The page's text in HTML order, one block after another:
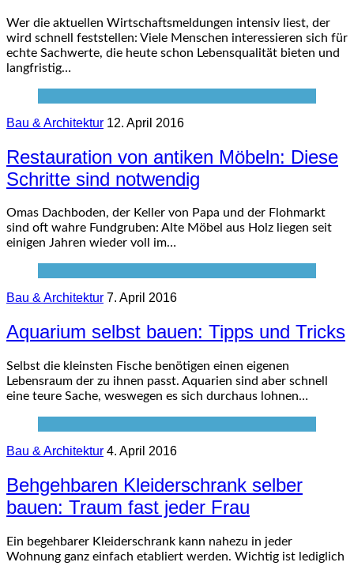
Wer die aktuellen Wirtschaftsmeldungen intensiv liest, der
wird schnell feststellen: Viele Menschen interessieren sich für
echte Sachwerte, die heute schon Lebensqualität bieten und
langfristig…
Bau & Architektur 12. April 2016
Restauration von antiken Möbeln: Diese
Schritte sind notwendig
Omas Dachboden, der Keller von Papa und der Flohmarkt
sind oft wahre Fundgruben: Alte Möbel aus Holz liegen seit
einigen Jahren wieder voll im…
Bau & Architektur 7. April 2016
Aquarium selbst bauen: Tipps und Tricks
Selbst die kleinsten Fische benötigen einen eigenen
Lebensraum der zu ihnen passt. Aquarien sind aber schnell
eine teure Sache, weswegen es sich durchaus lohnen…
Bau & Architektur 4. April 2016
Behgehbaren Kleiderschrank selber
bauen: Traum fast jeder Frau
Ein begehbarer Kleiderschrank kann nahezu in jeder
Wohnung ganz einfach etabliert werden. Wichtig ist lediglich